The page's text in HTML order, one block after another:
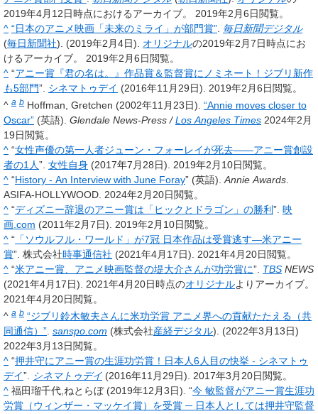
2019年4月12日時点におけるアーカイブ。
2019年2月6日閲覧。
^ “日本のアニメ映画「未来のミライ」が部門賞”. 毎日新聞デジタル
(毎日新聞社). (2019年2月4日). オリジナルの2019年2月7日時点にお
けるアーカイブ。
2019年2月6日閲覧。
^ “アニー賞『君の名は。』作品賞＆監督賞にノミネート！ジブリ新作
も5部門”. シネマトゥデイ (2016年11月29日). 2019年2月6日閲覧。
^ a b Hoffman, Gretchen (2002年11月23日). “Annie moves closer to
Oscar” (英語). Glendale News-Press /Los Angeles Times 2024年2月
19日閲覧。
^ “女性声優の第一人者ジューン・フォーレイが死去――アニー賞創設
者の1人”. 女性自身 (2017年7月28日). 2019年2月10日閲覧。
^ “History - An Interview with June Foray” (英語).Annie Awards.
ASIFA-HOLLYWOOD. 2024年2月20日閲覧。
^ “ディズニー辞退のアニー賞は「ヒックとドラゴン」の勝利 ”. 映
画.com (2011年2月7日). 2019年2月10日閲覧。
^ “ 「ソウルフル・ワールド」が7冠 日本作品は受賞逃す―米アニー
賞”. 株式会社時事通信社 (2021年4月17日). 2021年4月20日閲覧。
^ “米アニー賞、アニメ映画監督の堤大介さんが功労賞に”. TBS NEWS
(2021年4月17日). 2021年4月20日時点のオリジナルよりアーカイブ。
2021年4月20日閲覧。
^ a b “ジブリ鈴木敏夫さんに米功労賞 アニメ界への貢献たたえる（共
同通信）”. sanspo.com (株式会社産経デジタル). (2022年3月13日)
2022年3月13日閲覧。
^ “押井守にアニー賞の生涯功労賞！日本人6人目の快挙 - シネマトゥ
デイ”. シネマトゥデイ (2016年11月29日). 2017年3月20日閲覧。
^ 福田瑠千代,ねとらぼ (2019年12月3日). “今 敏監督がアニー賞生涯功
労賞（ウィンザー・マッケイ賞）を受賞 ─ 日本人としては押井守監督